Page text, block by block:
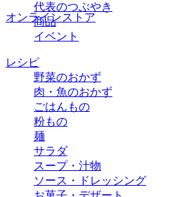
オンラインストア
代表のつぶやき
商品
イベント
レシピ
野菜のおかず
肉・魚のおかず
ごはんもの
粉もの
麺
サラダ
スープ・汁物
ソース・ドレッシング